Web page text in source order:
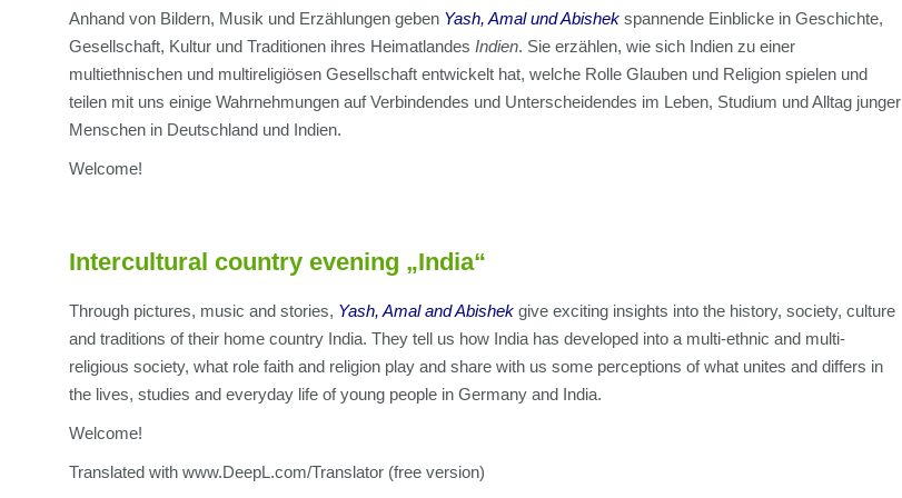
Anhand von Bildern, Musik und Erzählungen geben Yash, Amal und Abishek spannende Einblicke in Geschichte,
Gesellschaft, Kultur und Traditionen ihres Heimatlandes Indien. Sie erzählen, wie sich Indien zu einer
multiethnischen und multireligiösen Gesellschaft entwickelt hat, welche Rolle Glauben und Religion spielen und
teilen mit uns einige Wahrnehmungen auf Verbindendes und Unterscheidendes im Leben, Studium und Alltag junger
Menschen in Deutschland und Indien.
Welcome!
Intercultural country evening „India“
Through pictures, music and stories, Yash, Amal and Abishek give exciting insights into the history, society, culture
and traditions of their home country India. They tell us how India has developed into a multi-ethnic and multi-
religious society, what role faith and religion play and share with us some perceptions of what unites and differs in
the lives, studies and everyday life of young people in Germany and India.
Welcome!
Translated with www.DeepL.com/Translator (free version)